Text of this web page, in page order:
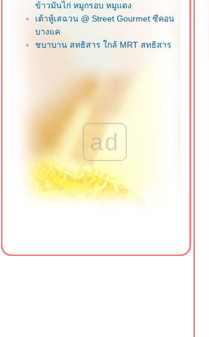
ข้าวมันไก่ หมูกรอบ หมูแดง
เต้าหู้เสฉวน @ Street Gourmet ซีคอน
บางแค
ชบาบาน สุทธิสาร ใกล้ MRT สุทธิสาร
วุฒิกอ ครัวจีนแคะ ซอยเอกชัย 112 บาง
เฮียโก๋ข้าวมันไก่ อร่อยเว่อร์ บางแค
เจ๊เช็งโภชนา ถนนลาดหญ้า วงเวียน
หญ่
Kofuku สาขาเดอะมอลล์ บางแค
ข้าวมันไก่ เฮียซ่งหังเจี๋ย สาขาหน้า
รพ.พญาไท 3
เฮียเพ้ง หมูแดง หมูกรอบ เป็ดย่าง โชคชั
ad